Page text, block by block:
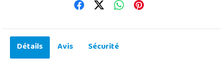
Détails Avis
Sécurité